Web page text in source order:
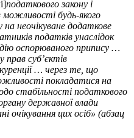
податкового закону і
можливості будь-якого
на неочікуване додаткове
податків унаслідок
оспорюваного припису …
прав суб’єктів
… через те, що
покладатися на
стабільності податкового
державної влади
очікування цих осіб» (абзац